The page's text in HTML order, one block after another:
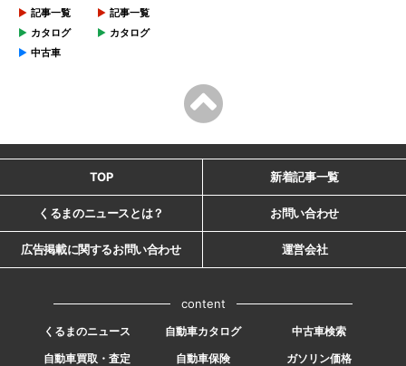
記事一覧
カタログ
中古車
記事一覧
カタログ
TOP 新着記事一覧
くるまのニュースとは？ お問い合わせ
広告掲載に関するお問い合わせ 運営会社
content
くるまのニュース 自動車カタログ
中古車検索
自動車買取・査定
自動車保険 ガソリン価格